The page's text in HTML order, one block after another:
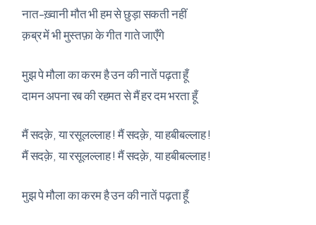
नात-ख़्वानी मौत भी हम से छुड़ा सकती नहीं
क़ब्र में भी मुस्तफ़ा के गीत गाते जाएँगे
मुझ पे मौला का करम है उन की नातें पढ़ता हूँ
दामन अपना रब की रहमत से मैं हर दम भरता हूँ
मैं सदक़े, या रसूलल्लाह ! मैं सदक़े, या हबीबल्लाह !
मैं सदक़े, या रसूलल्लाह ! मैं सदक़े, या हबीबल्लाह !
मुझ पे मौला का करम है उन की नातें पढ़ता हूँ